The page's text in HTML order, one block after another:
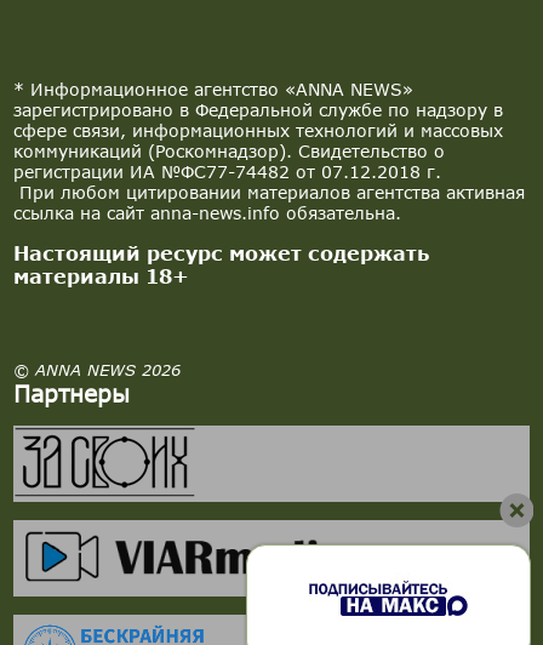
* Информационное агентство «ANNA NEWS»
зарегистрировано в Федеральной службе по надзору в
сфере связи, информационных технологий и массовых
коммуникаций (Роскомнадзор). Свидетельство о
регистрации ИА №ФС77-74482 от 07.12.2018 г.
При любом цитировании материалов агентства активная
ссылка на сайт anna-news.info обязательна.
Настоящий ресурс может содержать
материалы 18+
© ANNA NEWS 2026
Партнеры